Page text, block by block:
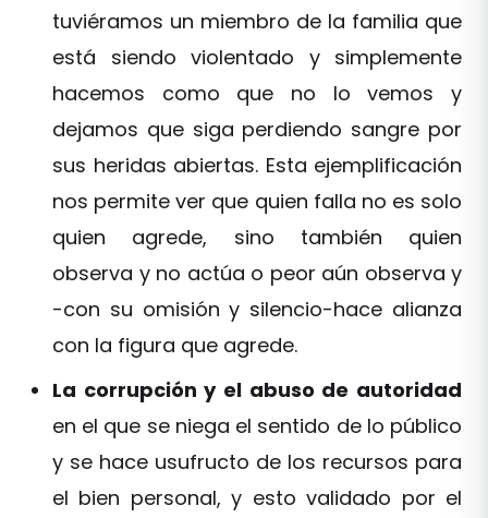
tuviéramos un miembro de la familia que
está siendo violentado y simplemente
hacemos como que no lo vemos y
dejamos que siga perdiendo sangre por
sus heridas abiertas. Esta ejemplificación
nos permite ver que quien falla no es solo
quien agrede, sino también quien
observa y no actúa o peor aún observa y
-con su omisión y silencio-hace alianza
con la figura que agrede.
La corrupción y el abuso de autoridad
en el que se niega el sentido de lo público
y se hace usufructo de los recursos para
el bien personal, y esto validado por el